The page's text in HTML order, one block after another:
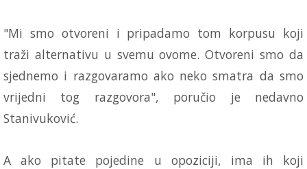
"Mi smo otvoreni i pripadamo tom korpusu koji
traži alternativu u svemu ovome. Otvoreni smo da
sjednemo i razgovaramo ako neko smatra da smo
vrijedni tog razgovora", poručio je nedavno
Stanivuković.
A ako pitate pojedine u opoziciji, ima ih koji